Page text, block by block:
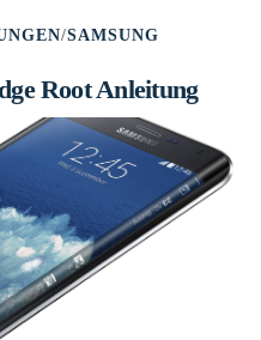
/SAMSUNG
Root Anleitung